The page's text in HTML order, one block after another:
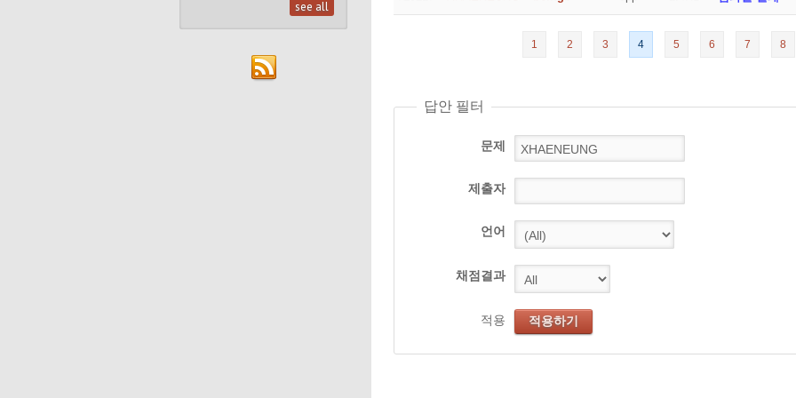
see all
1 2 3 4 5 6 7 8
답안 필터
문제
제출자
언어
채점결과
적용 적용하기